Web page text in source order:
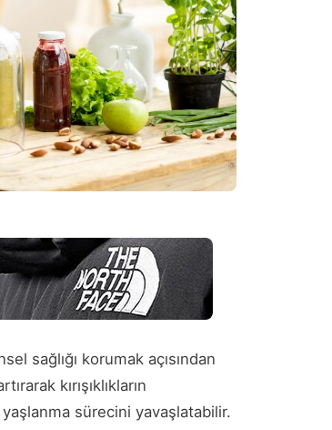
sağlığı korumak açısından
kırışıklıkların
sürecini yavaşlatabilir.